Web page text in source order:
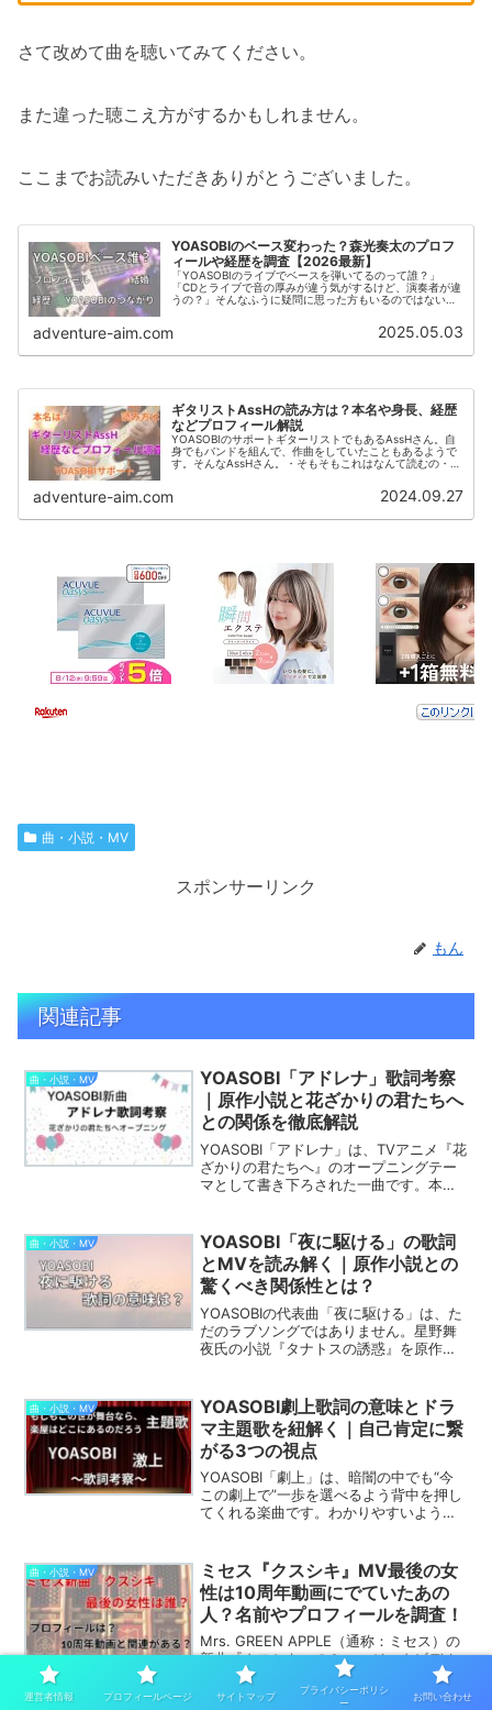
さて改めて曲を聴いてみてください。
また違った聴こえ方がするかもしれません。
ここまでお読みいただきありがとうございました。
YOASOBIのベース変わった？森光奏太のプロフ
ィールや経歴を調査【2026最新】
「YOASOBIのライブでベースを弾いてるのって誰？」
「CDとライブで音の厚みが違う気がするけど、演奏者が違
うの？」そんなふうに疑問に思った方もいるのではないで
adventure-aim.com 2025.05.03
ギタリストAssHの読み方は？本名や身長、経歴
などプロフィール解説
YOASOBIのサポートギターリストでもあるAssHさん。自
身でもバンドを組んで、作曲をしていたこともあるようで
す。そんなAssHさん。・そもそもこれはなんて読むの・本
adventure-aim.com 2024.09.27
曲・小説・MV
スポンサーリンク
もん
関連記事
曲・小説・MV
YOASOBI「アドレナ」歌詞考察
｜原作小説と花ざかりの君たちへ
との関係を徹底解説
YOASOBI「アドレナ」は、TVアニメ『花
ざかりの君たちへ』のオープニングテー
マとして書き下ろされた一曲です。本記
そしてアニメとのつながりまで徹底解説
します。...
曲・小説・MV
YOASOBI「夜に駆ける」の歌詞
とMVを読み解く｜原作小説との
驚くべき関係性とは？
YOASOBIの代表曲「夜に駆ける」は、た
だのラブソングではありません。星野舞
夜氏の小説『タナトスの誘惑』を原作に
ています。この記事では、「夜に駆け
る」の歌詞を深く読み...
曲・小説・MV
YOASOBI劇上歌詞の意味とドラ
マ主題歌を紐解く｜自己肯定に繋
がる3つの視点
YOASOBI「劇上」は、暗闇の中でも“今
この劇上で”一歩を選べるよう背中を押し
てくれる楽曲です。わかりやすいよう
ての必然性、そして日常で実践できる行
動への落とし込み...
曲・小説・MV
ミセス『クスシキ』MV最後の女
性は10周年動画にでていたあの
人？名前やプロフィールを調査！
Mrs. GREEN APPLE（通称：ミセス）の
新曲『クスシキ』のミュージックビデオ
（MV）が公開され、大きな話題を呼んで
います。アニメ『薬屋のひとりごと』第2
運営者情報 プロフィールページ サイトマップ
プライバシーポリシ
ー
お問い合わせ